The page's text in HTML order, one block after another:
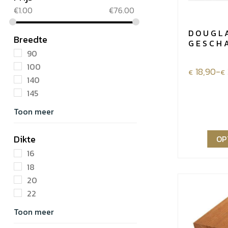
€1.00 €76.00
Breedte
90
100
140
145
Toon meer
Dikte
16
18
20
22
Toon meer
€ 18,90-€